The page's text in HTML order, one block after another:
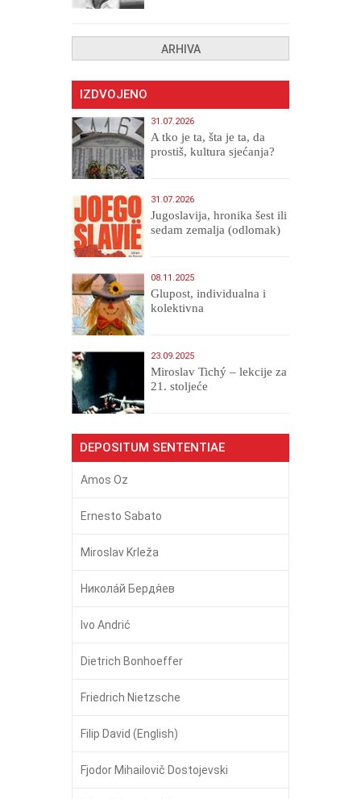
ARHIVA
IZDVOJENO
31.07.2026
A tko je ta, šta je ta, da
prostiš, kultura sjećanja?
31.07.2026
Jugoslavija, hronika šest ili
sedam zemalja (odlomak)
08.11.2025
Glupost, individualna i
kolektivna
23.09.2025
Miroslav Tichý – lekcije za
21. stoljeće
DEPOSITUM SENTENTIAE
Amos Oz
Ernesto Sabato
Miroslav Krleža
Никола́й Бердя́ев
Ivo Andrić
Dietrich Bonhoeffer
Friedrich Nietzsche
Filip David (English)
Fjodor Mihailovič Dostojevski